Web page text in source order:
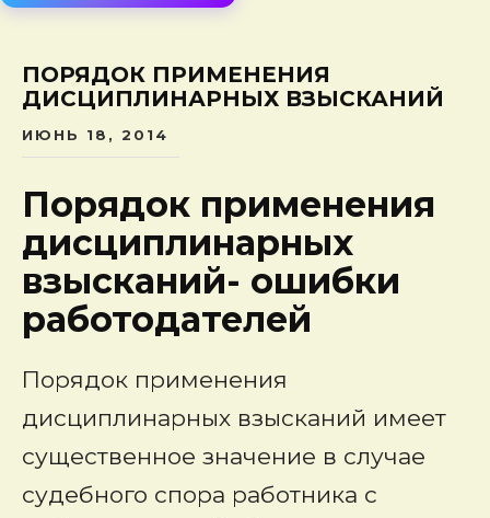
ПОРЯДОК ПРИМЕНЕНИЯ
ДИСЦИПЛИНАРНЫХ ВЗЫСКАНИЙ
ИЮНЬ 18, 2014
Порядок применения
дисциплинарных
взысканий- ошибки
работодателей
Порядок применения
дисциплинарных взысканий имеет
существенное значение в случае
судебного спора работника с